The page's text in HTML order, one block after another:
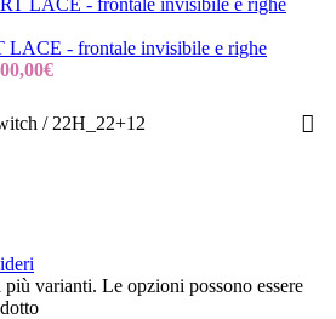
- frontale invisibile e righe
€
/ 22H_22+12
varianti. Le opzioni possono essere